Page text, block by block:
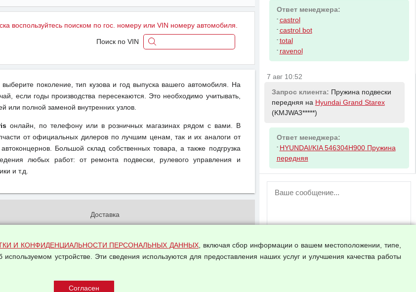
воспользуйтесь поиском по гос. номеру или VIN номеру автомобиля.
Поиск по VIN
выберите поколение, тип кузова и год выпуска вашего автомобиля. На
если годы производства пересекаются. Это необходимо учитывать,
или полной заменой внутренних узлов.
онлайн, по телефону или в розничных магазинах рядом с вами. В
от официальных дилеров по лучшим ценам, так и их аналоги от
Большой склад собственных товара, а также подгрузка
любых работ: от ремонта подвески, рулевого управления и
и т.д.
Доставка
Оплата и возвраты
Арендодателям
И КОНФИДЕНЦИАЛЬНОСТИ ПЕРСОНАЛЬНЫХ ДАННЫХ, включая сбор информации о вашем местоположении, типе,
устройстве. Эти сведения используются для предоставления наших услуг и улучшения качества работы
Ответ менеджера:
- castrol
- castrol bot
- total
- ravenol
7 авг 10:52
Запрос клиента: Пружина подвески
передняя на Hyundai Grand Starex
(KMJWA3*****)
Ответ менеджера:
- HYUNDAI/KIA 546304H900 Пружина
передняя
ВНИМАНИЕ!
пользователей временно отключена!
аккаунт.